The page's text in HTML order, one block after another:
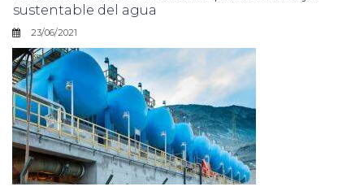
sustentable del agua
23/06/2021